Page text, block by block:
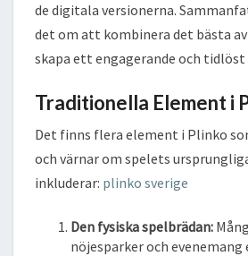
de digitala versionerna.
det om att kombinera det bästa
skapa ett engagerande och tidlöst
Traditionella Element i
Det finns flera element i Plinko
och värnar om spelets
inkluderar: plinko sverige
Den fysiska spelbrädan:
nöjesparker och evenemang